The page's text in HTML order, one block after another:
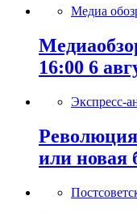
Медиа
16:00 6
Экспресс-
или новая